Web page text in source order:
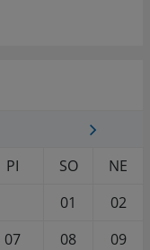
PI SO
NE
01
02
07 08
09